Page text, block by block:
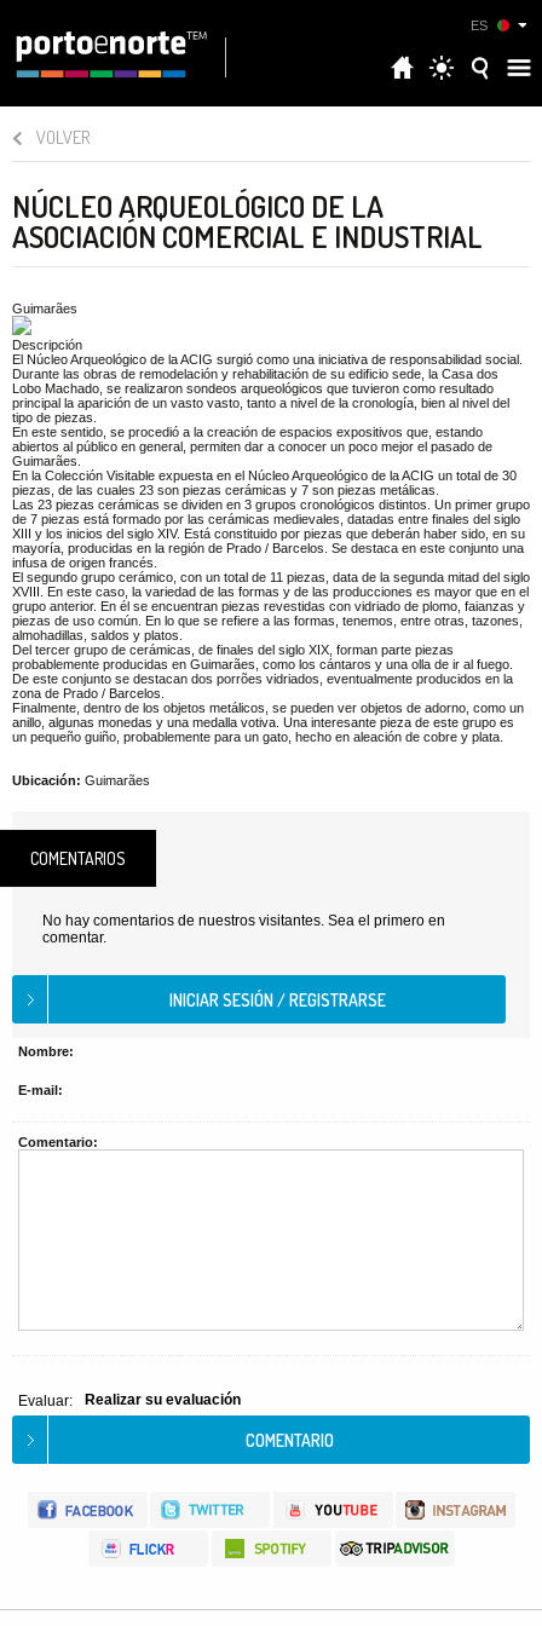
ES
VOLVER
NÚCLEO ARQUEOLÓGICO DE LA
ASOCIACIÓN COMERCIAL E INDUSTRIAL
Guimarães
Descripción
El Núcleo Arqueológico de la ACIG surgió como una iniciativa de responsabilidad social.
Durante las obras de remodelación y rehabilitación de su edificio sede, la Casa dos
Lobo Machado, se realizaron sondeos arqueológicos que tuvieron como resultado
principal la aparición de un vasto vasto, tanto a nivel de la cronología, bien al nivel del
tipo de piezas.
En este sentido, se procedió a la creación de espacios expositivos que, estando
abiertos al público en general, permiten dar a conocer un poco mejor el pasado de
Guimarães.
En la Colección Visitable expuesta en el Núcleo Arqueológico de la ACIG un total de 30
piezas, de las cuales 23 son piezas cerámicas y 7 son piezas metálicas.
Las 23 piezas cerámicas se dividen en 3 grupos cronológicos distintos. Un primer grupo
de 7 piezas está formado por las cerámicas medievales, datadas entre finales del siglo
XIII y los inicios del siglo XIV. Está constituido por piezas que deberán haber sido, en su
mayoría, producidas en la región de Prado / Barcelos. Se destaca en este conjunto una
infusa de origen francés.
El segundo grupo cerámico, con un total de 11 piezas, data de la segunda mitad del siglo
XVIII. En este caso, la variedad de las formas y de las producciones es mayor que en el
grupo anterior. En él se encuentran piezas revestidas con vidriado de plomo, faianzas y
piezas de uso común. En lo que se refiere a las formas, tenemos, entre otras, tazones,
almohadillas, saldos y platos.
Del tercer grupo de cerámicas, de finales del siglo XIX, forman parte piezas
probablemente producidas en Guimarães, como los cántaros y una olla de ir al fuego.
De este conjunto se destacan dos porrões vidriados, eventualmente producidos en la
zona de Prado / Barcelos.
Finalmente, dentro de los objetos metálicos, se pueden ver objetos de adorno, como un
anillo, algunas monedas y una medalla votiva. Una interesante pieza de este grupo es
un pequeño guiño, probablemente para un gato, hecho en aleación de cobre y plata.
Ubicación: Guimarães
COMENTARIOS
No hay comentarios de nuestros visitantes. Sea el primero en
comentar.
Nombre:
E-mail:
Comentario:
Evaluar: Realizar su evaluación